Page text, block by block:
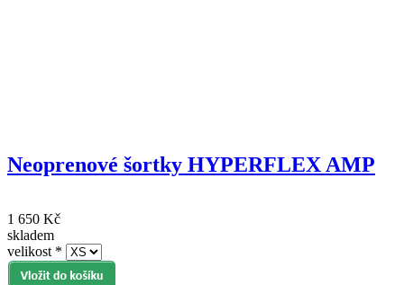
Neoprenové šortky HYPERFLEX AMP
1 650 Kč
skladem
velikost *